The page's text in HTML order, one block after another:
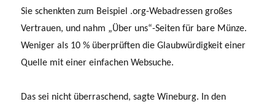
Sie schenkten zum Beispiel .org-Webadressen großes
Vertrauen, und nahm „Über uns“-Seiten für bare Münze.
Weniger als 10 % überprüften die Glaubwürdigkeit einer
Quelle mit einer einfachen Websuche.
Das sei nicht überraschend, sagte Wineburg. In den